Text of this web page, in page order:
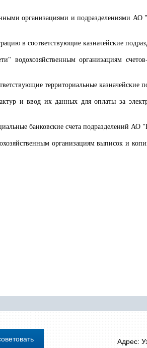
организациями и подразделениями АО
в соответствующие казначейские
водохозяйственным организациям
территориальные казначейские
и ввод их данных для оплаты за
банковские счета подразделений АО
организациям выписок и
Адрес: